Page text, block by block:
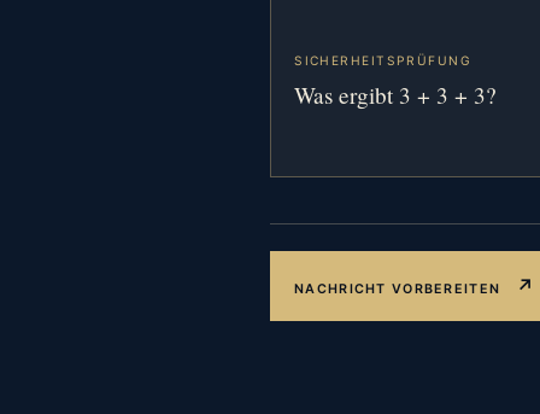
SICHERHEITSPRÜFUNG
Was ergibt 3 + 3 + 3?
NACHRICHT VORBEREITEN ↗